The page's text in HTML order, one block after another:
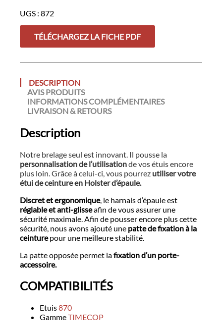
UGS : 872
TÉLÉCHARGEZ LA FICHE PDF
DESCRIPTION
AVIS PRODUITS
INFORMATIONS COMPLÉMENTAIRES
LIVRAISON & RETOURS
Description
Notre brelage seul est innovant. Il pousse la
personnalisation de l’utilisationde vos étuis encore
plus loin. Grâce à celui-ci, vous pourrez utiliser votre
étui de ceinture en Holster d’épaule.
Discret et ergonomique, le harnais d’épaule est
réglable et anti-glisseafin de vous assurer une
sécurité maximale. Afin de pousser encore plus cette
sécurité, nous avons ajouté une patte de fixation à la
ceinturepour une meilleure stabilité.
La patte opposée permet lafixation d’un porte-
accessoire.
COMPATIBILITÉS
Etuis870
GammeTIMECOP